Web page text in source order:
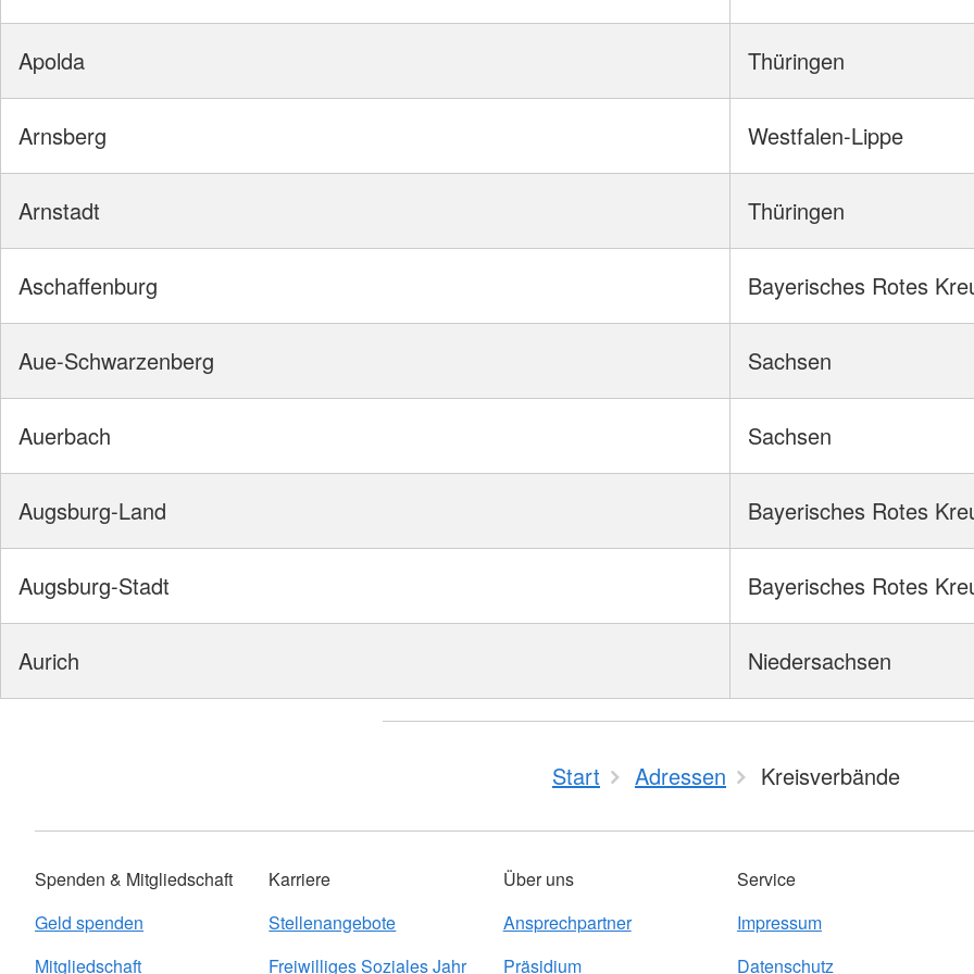
Apolda Thüringen
Arnsberg Westfalen-Lippe
Arnstadt Thüringen
Aschaffenburg Bayerisches Rotes
Aue-Schwarzenberg Sachsen
Auerbach Sachsen
Augsburg-Land Bayerisches Rotes
Augsburg-Stadt Bayerisches Rotes
Aurich Niedersachsen
Start Adressen Kreisverbände
Spenden & Mitgliedschaft
Geld spenden
Mitgliedschaft
Karriere
Stellenangebote
Freiwilliges Soziales Jahr
Über uns
Ansprechpartner
Präsidium
Service
Impressum
Datenschutz